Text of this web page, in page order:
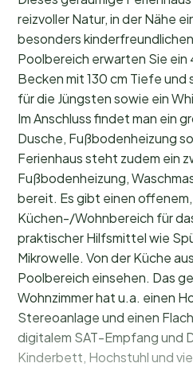
reizvoller Natur, in der Nähe
besonders
Poolbereich erwarten Sie ein
Becken mit 130 cm Tiefe
für die Jüngsten sowie ein
Im Anschluss findet man ein
Dusche, Fußbodenheizung
Ferienhaus steht zudem ein
Fußbodenheizung,
bereit. Es gibt einen
Küchen-/Wohnbereich für
praktischer Hilfsmittel wie
Mikrowelle. Von der Küche
Poolbereich einsehen. Das
Wohnzimmer hat u.a. einen
Stereoanlage und einen
digitalem SAT-Empfang und
Kinderbett, Hochstuhl und